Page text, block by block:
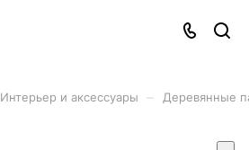
Интерьер и аксессуары Деревянные